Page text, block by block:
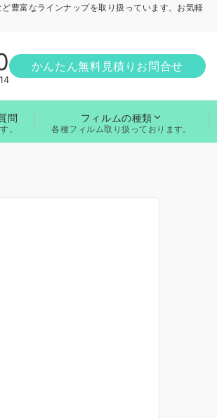
豊富なラインナップを取り扱っています。お気軽
かんたん無料見積りお問合せ
問
。
フィルムの種類
各種フィルム取り扱っております。